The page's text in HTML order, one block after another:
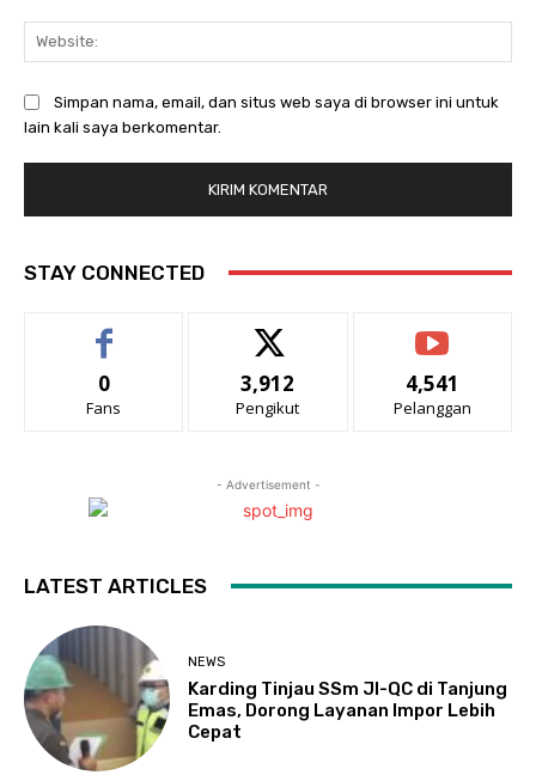
Simpan nama, email, dan situs web saya di browser ini untuk
lain kali saya berkomentar.
STAY CONNECTED
0
Fans
3,912
Pengikut
4,541
Pelanggan
- Advertisement -
LATEST ARTICLES
NEWS
Karding Tinjau SSm JI-QC di Tanjung
Emas, Dorong Layanan Impor Lebih
Cepat